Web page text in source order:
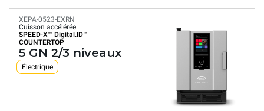
XEPA-0523-EXRN
Cuisson accélérée
SPEED-X™ Digital.ID™
COUNTERTOP
5 GN 2/3 niveaux
Électrique